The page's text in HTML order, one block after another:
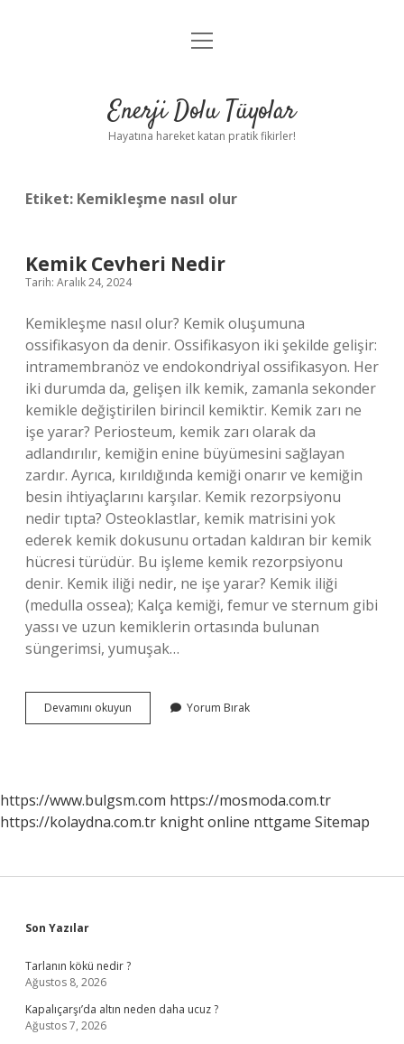
Anasayfa
Yasal Uyarı
menüyü
Enerji Dolu Tüyolar
Hayatına hareket katan pratik fikirler!
Etiket: Kemikleşme nasıl olur
Kemik Cevheri Nedir
Tarih: Aralık 24, 2024
Kemikleşme nasıl olur? Kemik oluşumuna
ossifikasyon da denir. Ossifikasyon iki şekilde gelişir:
intramembranöz ve endokondriyal ossifikasyon. Her
iki durumda da, gelişen ilk kemik, zamanla sekonder
kemikle değiştirilen birincil kemiktir. Kemik zarı ne
işe yarar? Periosteum, kemik zarı olarak da
adlandırılır, kemiğin enine büyümesini sağlayan
zardır. Ayrıca, kırıldığında kemiği onarır ve kemiğin
besin ihtiyaçlarını karşılar. Kemik rezorpsiyonu
nedir tıpta? Osteoklastlar, kemik matrisini yok
ederek kemik dokusunu ortadan kaldıran bir kemik
hücresi türüdür. Bu işleme kemik rezorpsiyonu
denir. Kemik iliği nedir, ne işe yarar? Kemik iliği
(medulla ossea); Kalça kemiği, femur ve sternum gibi
yassı ve uzun kemiklerin ortasında bulunan
süngerimsi, yumuşak…
Devamını okuyun
Cevheri
Yorum Bırak
https://www.bulgsm.com https://mosmoda.com.tr
https://kolaydna.com.tr knight online nttgame Sitemap
Sidebar
Son Yazılar
Tarlanın kökü nedir ?
Ağustos 8, 2026
Kapalıçarşı’da altın neden daha ucuz ?
Ağustos 7, 2026